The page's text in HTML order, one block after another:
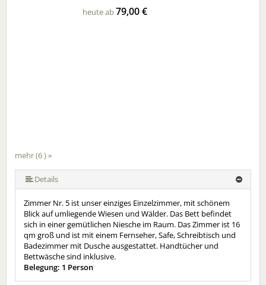
mehr (6 ) »
mehr (6 ) »
mehr (6 ) »
heute ab79,00 €
Details
Zimmer Nr. 5 ist unser einziges Einzelzimmer, mit schönem
Blick auf umliegende Wiesen und Wälder. Das Bett befindet
sich in einer gemütlichen Niesche im Raum. Das Zimmer ist 16
qm groß und ist mit einem Fernseher, Safe, Schreibtisch und
Badezimmer mit Dusche ausgestattet. Handtücher und
Bettwäsche sind inklusive.
Belegung: 1 Person